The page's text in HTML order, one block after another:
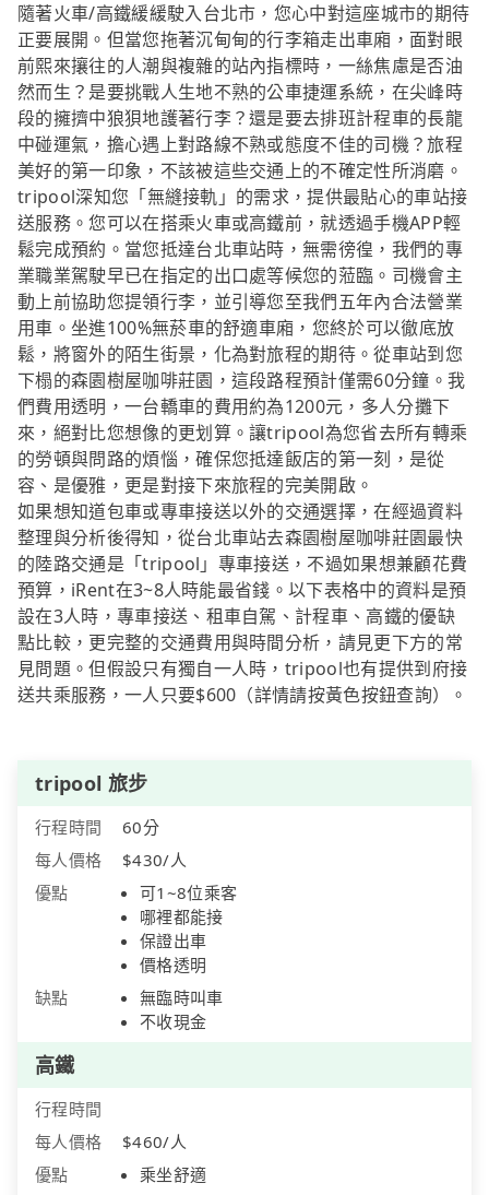
隨著火車/高鐵緩緩駛入台北市，您心中對這座城市的期待
正要展開。但當您拖著沉甸甸的行李箱走出車廂，面對眼
前熙來攘往的人潮與複雜的站內指標時，一絲焦慮是否油
然而生？是要挑戰人生地不熟的公車捷運系統，在尖峰時
段的擁擠中狼狽地護著行李？還是要去排班計程車的長龍
中碰運氣，擔心遇上對路線不熟或態度不佳的司機？旅程
美好的第一印象，不該被這些交通上的不確定性所消磨。
tripool深知您「無縫接軌」的需求，提供最貼心的車站接
送服務。您可以在搭乘火車或高鐵前，就透過手機APP輕
鬆完成預約。當您抵達台北車站時，無需徬徨，我們的專
業職業駕駛早已在指定的出口處等候您的蒞臨。司機會主
動上前協助您提領行李，並引導您至我們五年內合法營業
用車。坐進100%無菸車的舒適車廂，您終於可以徹底放
鬆，將窗外的陌生街景，化為對旅程的期待。從車站到您
下榻的森園樹屋咖啡莊園，這段路程預計僅需60分鐘。我
們費用透明，一台轎車的費用約為1200元，多人分攤下
來，絕對比您想像的更划算。讓tripool為您省去所有轉乘
的勞頓與問路的煩惱，確保您抵達飯店的第一刻，是從
容、是優雅，更是對接下來旅程的完美開啟。
如果想知道包車或專車接送以外的交通選擇，在經過資料
整理與分析後得知，從台北車站去森園樹屋咖啡莊園最快
的陸路交通是「tripool」專車接送，不過如果想兼顧花費
預算，iRent在3~8人時能最省錢。以下表格中的資料是預
設在3人時，專車接送、租車自駕、計程車、高鐵的優缺
點比較，更完整的交通費用與時間分析，請見更下方的常
見問題。但假設只有獨自一人時，tripool也有提供到府接
送共乘服務，一人只要$600（詳情請按黃色按鈕查詢）。
tripool 旅步
行程時間
60分
每人價格
$430/人
優點
可1~8位乘客
哪裡都能接
保證出車
價格透明
缺點
無臨時叫車
不收現金
高鐵
行程時間
每人價格
$460/人
優點
乘坐舒適